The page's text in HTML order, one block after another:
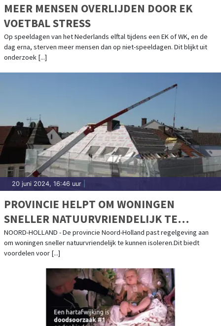
MEER MENSEN OVERLIJDEN DOOR EK
VOETBAL STRESS
Op speeldagen van het Nederlands elftal tijdens een EK of WK, en de
dag erna, sterven meer mensen dan op niet-speeldagen. Dit blijkt uit
onderzoek [...]
20 juni 2024, 16:46 uur
PROVINCIE HELPT OM WONINGEN
SNELLER NATUURVRIENDELIJK TE
ISOLEREN
NOORD-HOLLAND - De provincie Noord-Holland past regelgeving aan
om woningen sneller natuurvriendelijk te kunnen isoleren.Dit biedt
voordelen voor [...]